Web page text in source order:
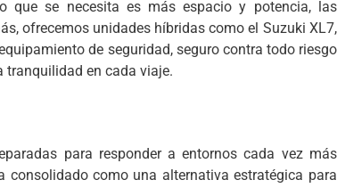
que se necesita es más espacio y potencia, las
ofrecemos unidades híbridas como el Suzuki XL7,
de seguridad, seguro contra todo riesgo
tranquilidad en cada viaje.
para responder a entornos cada vez más
consolidado como una alternativa estratégica para